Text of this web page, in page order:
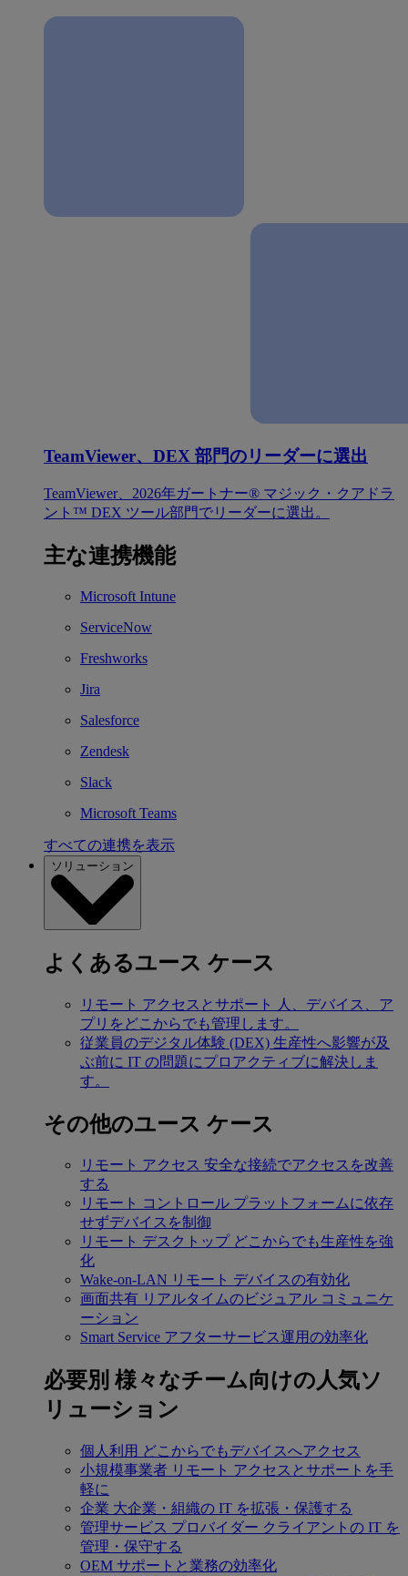
TeamViewer、DEX 部門のリーダーに選出
TeamViewer、2026年ガートナー® マジック・クアドラ
ント™ DEX ツール部門でリーダーに選出。
主な連携機能
Microsoft Intune
ServiceNow
Freshworks
Jira
Salesforce
Zendesk
Slack
Microsoft Teams
すべての連携を表示
ソリューション
よくあるユース ケース
リモート アクセスとサポート
人、デバイス、ア
プリをどこからでも管理します。
従業員のデジタル体験 (DEX) 生産性へ影響が及
ぶ前に IT の問題にプロアクティブに解決しま
す。
その他のユース ケース
リモート アクセス 安全な接続でアクセスを改善
する
リモート コントロール プラットフォームに依存
せずデバイスを制御
リモート デスクトップ どこからでも生産性を強
化
Wake-on-LAN リモート デバイスの有効化
画面共有 リアルタイムのビジュアル コミュニケ
ーション
Smart Service アフターサービス運用の効率化
必要別 様々なチーム向けの人気ソ
リューション
個人利用 どこからでもデバイスへアクセス
小規模事業者 リモート アクセスとサポートを手
軽に
企業 大企業・組織の IT を拡張・保護する
管理サービス プロバイダー クライアントの IT を
管理・保守する
OEM サポートと業務の効率化